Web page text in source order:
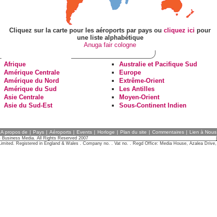
Cliquez sur la carte pour les aéroports par pays ou cliquez ici pour
une liste alphabétique
Anuga fair cologne
Afrique
Amérique Centrale
Amérique du Nord
Amérique du Sud
Asie Centrale
Asie du Sud-Est
Australie et Pacifique Sud
Europe
Extrême-Orient
Les Antilles
Moyen-Orient
Sous-Continent Indien
A propos de | Pays | Aéroports | Events | Horloge | Plan du site | Commentaires | Lien à Nous
Media. All Rights Reserved 2007
Registered in England & Wales . Company no. . Vat no. . Regd Office: Media House, Azalea